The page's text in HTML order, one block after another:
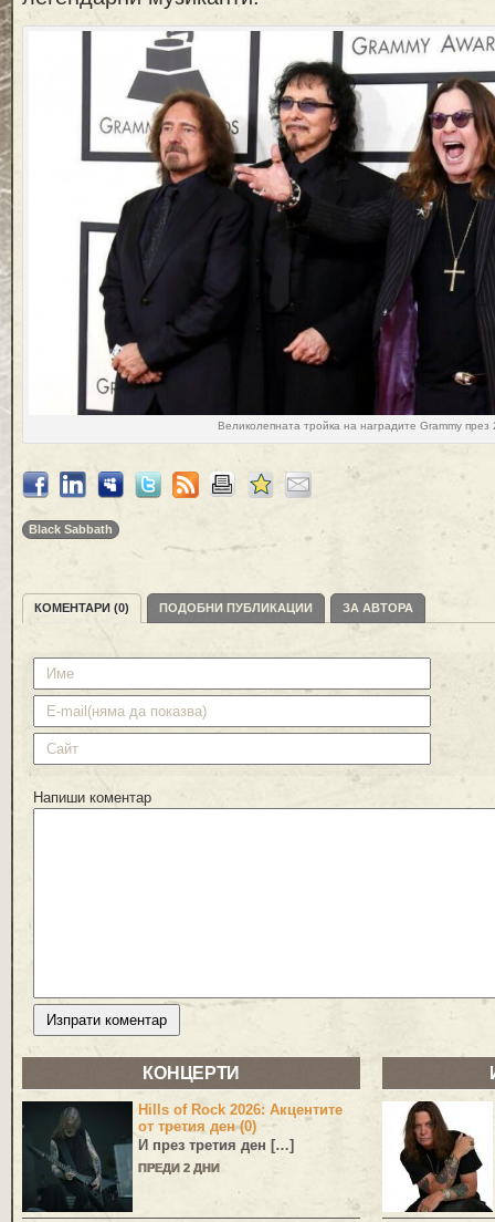
Великолепната тройка на наградите Grammy през
Black Sabbath
КОМЕНТАРИ (0) ПОДОБНИ ПУБЛИКАЦИИ ЗА АВТОРА
Напиши коментар
КОНЦЕРТИ
Hills of Rock 2026: Акцентите
от третия ден (0)
И през третия ден […]
ПРЕДИ 2 ДНИ